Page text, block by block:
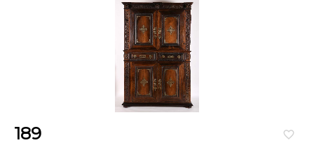
favorite_border
189